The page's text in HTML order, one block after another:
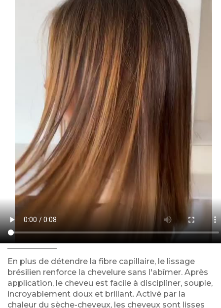
En plus de détendre la fibre capillaire, le lissage
brésilien renforce la chevelure sans l'abîmer. Après
application, le cheveu est facile à discipliner, souple,
incroyablement doux et brillant. Activé par la
chaleur du sèche-cheveux, les cheveux sont lisses